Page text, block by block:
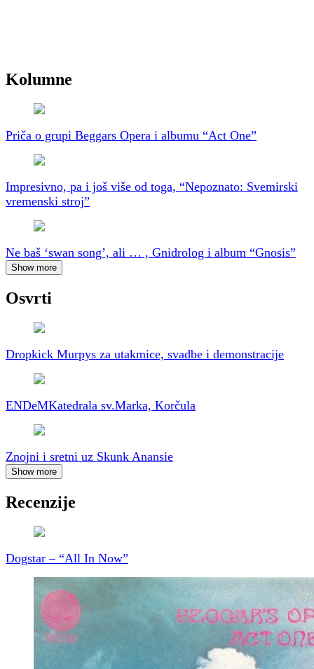
Kolumne
Priča o grupi Beggars Opera i albumu “Act One”
Impresivno, pa i još više od toga, “Nepoznato: Svemirski
vremenski stroj”
Ne baš ‘swan song’, ali … , Gnidrolog i album “Gnosis”
Show more
Osvrti
Dropkick Murpys za utakmice, svadbe i demonstracije
ENDeMKatedrala sv.Marka, Korčula
Znojni i sretni uz Skunk Anansie
Show more
Recenzije
Dogstar – “All In Now”